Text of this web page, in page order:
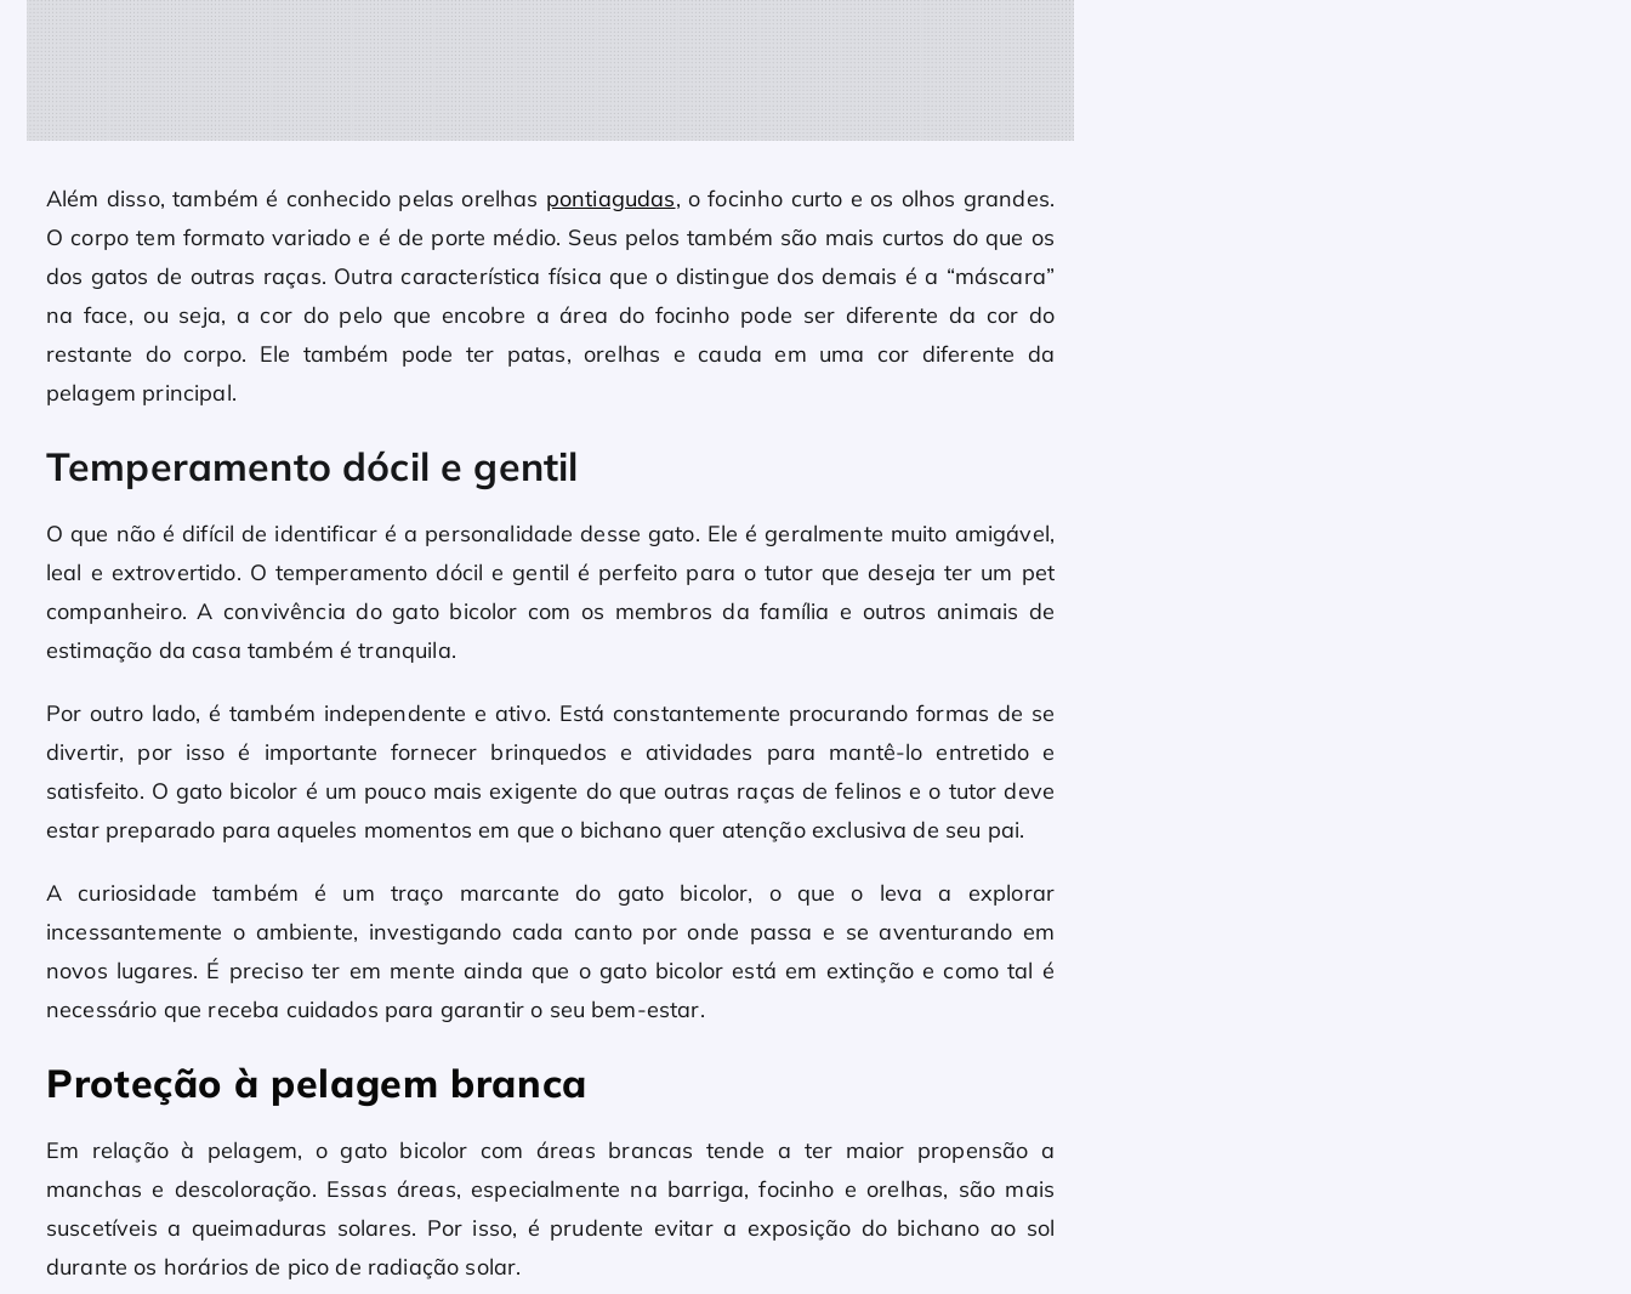
Além disso, também é conhecido pelas orelhas pontiagudas, o focinho curto e os olhos grandes.
O corpo tem formato variado e é de porte médio. Seus pelos também são mais curtos do que os
dos gatos de outras raças. Outra característica física que o distingue dos demais é a “máscara”
na face, ou seja, a cor do pelo que encobre a área do focinho pode ser diferente da cor do
restante do corpo. Ele também pode ter patas, orelhas e cauda em uma cor diferente da
pelagem principal.
Temperamento dócil e gentil
O que não é difícil de identificar é a personalidade desse gato. Ele é geralmente muito amigável,
leal e extrovertido. O temperamento dócil e gentil é perfeito para o tutor que deseja ter um pet
companheiro. A convivência do gato bicolor com os membros da família e outros animais de
estimação da casa também é tranquila.
Por outro lado, é também independente e ativo. Está constantemente procurando formas de se
divertir, por isso é importante fornecer brinquedos e atividades para mantê-lo entretido e
satisfeito. O gato bicolor é um pouco mais exigente do que outras raças de felinos e o tutor deve
estar preparado para aqueles momentos em que o bichano quer atenção exclusiva de seu pai.
A curiosidade também é um traço marcante do gato bicolor, o que o leva a explorar
incessantemente o ambiente, investigando cada canto por onde passa e se aventurando em
novos lugares. É preciso ter em mente ainda que o gato bicolor está em extinção e como tal é
necessário que receba cuidados para garantir o seu bem-estar.
Proteção à pelagem branca
Em relação à pelagem, o gato bicolor com áreas brancas tende a ter maior propensão a
manchas e descoloração. Essas áreas, especialmente na barriga, focinho e orelhas, são mais
suscetíveis a queimaduras solares. Por isso, é prudente evitar a exposição do bichano ao sol
durante os horários de pico de radiação solar.